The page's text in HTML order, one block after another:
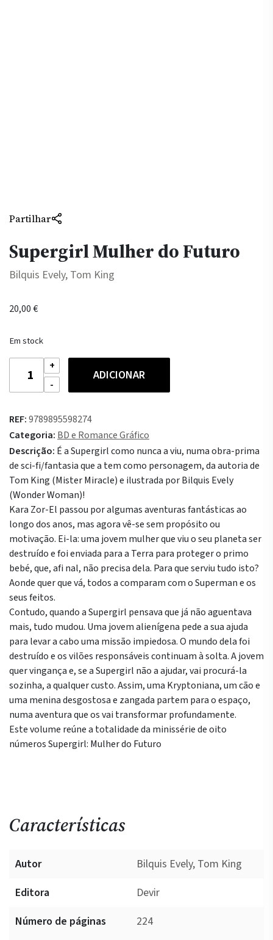
Partilhar
Supergirl Mulher do Futuro
Bilquis Evely, Tom King
20,00€
Em stock
Quantidade
Supergirl
do
Futuro
ADICIONAR
REF:9789895598274
Categoria: BD e Romance Gráfico
Descrição: É a Supergirl como nunca a viu, numa obra-prima
de sci-fi/fantasia que a tem como personagem, da autoria de
Tom King (Mister Miracle) e ilustrada por Bilquis Evely
(Wonder Woman)!
Kara Zor-El passou por algumas aventuras fantásticas ao
longo dos anos, mas agora vê-se sem propósito ou
motivação. Ei-la: uma jovem mulher que viu o seu planeta ser
destruído e foi enviada para a Terra para proteger o primo
bebé, que, afi nal, não precisa dela. Para que serviu tudo isto?
Aonde quer que vá, todos a comparam com o Superman e os
seus feitos.
Contudo, quando a Supergirl pensava que já não aguentava
mais, tudo mudou. Uma jovem alienígena pede a sua ajuda
para levar a cabo uma missão impiedosa. O mundo dela foi
destruído e os vilões responsáveis continuam à solta. A jovem
quer vingança e, se a Supergirl não a ajudar, vai procurá-la
sozinha, a qualquer custo. Assim, uma Kryptoniana, um cão e
uma menina desgostosa e zangada partem para o espaço,
numa aventura que os vai transformar profundamente.
Este volume reúne a totalidade da minissérie de oito
números Supergirl: Mulher do Futuro
Características
Autor
Bilquis Evely, Tom King
Editora
Devir
Número de páginas
224